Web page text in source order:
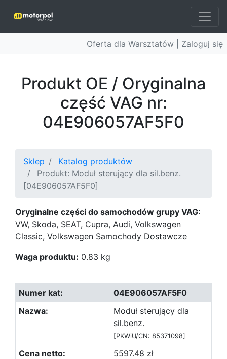
Oferta dla Warsztatów | Zaloguj się
Produkt OE / Oryginalna
część VAG nr:
04E906057AF5F0
Sklep
Katalog produktów
Produkt: Moduł sterujący dla sil.benz.
[04E906057AF5F0]
Oryginalne części do samochodów grupy VAG:
VW, Skoda, SEAT, Cupra, Audi, Volkswagen
Classic, Volkswagen Samochody Dostawcze
Waga produktu: 0.83 kg
04E906057AF5F0
Moduł sterujący dla
sil.benz.
[PKWiU/CN: 85371098]
5597.48 zł